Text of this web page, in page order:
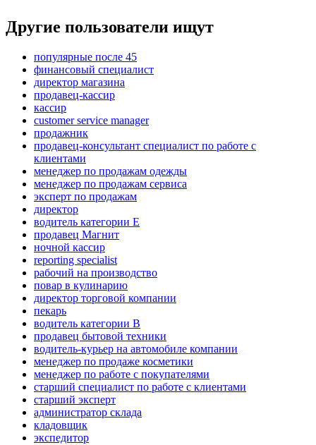
Другие пользователи ищут
популярные после 45
финансовый специалист
директор магазина
продавец-кассир
кассир
customer service manager
продажник
продавец-консультант специалист по работе с
клиентами
менеджер по продажам одежды
менеджер по продажам сервиса
эксперт по продажам
директор
водитель категории E
продавец Магнит
ночной кассир
reporting specialist
рабочий на производство
повар в кулинарию
директор торговой компании
пекарь
водитель категории B
продавец бытовой техники
водитель-курьер на автомобиле компании
менеджер по продаже косметики
менеджер по работе с покупателями
старший специалист по работе с клиентами
старший эксперт
администратор склада
кладовщик
экспедитор